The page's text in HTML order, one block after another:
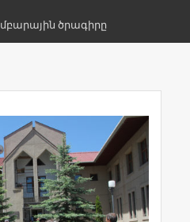
ծրագիրը